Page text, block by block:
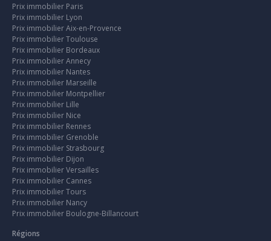
Prix immobilier Paris
Prix immobilier Lyon
Prix immobilier Aix-en-Provence
Prix immobilier Toulouse
Prix immobilier Bordeaux
Prix immobilier Annecy
Prix immobilier Nantes
Prix immobilier Marseille
Prix immobilier Montpellier
Prix immobilier Lille
Prix immobilier Nice
Prix immobilier Rennes
Prix immobilier Grenoble
Prix immobilier Strasbourg
Prix immobilier Dijon
Prix immobilier Versailles
Prix immobilier Cannes
Prix immobilier Tours
Prix immobilier Nancy
Prix immobilier Boulogne-Billancourt
Régions